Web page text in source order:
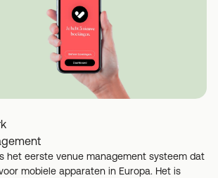
het eerste venue management systeem dat
mobiele apparaten in Europa. Het is